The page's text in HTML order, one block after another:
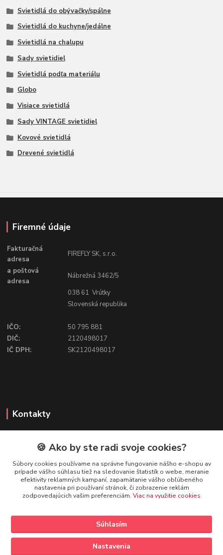
Svietidlá do obývačky/spálne
Svietidlá do kuchyne/jedálne
Svietidlá na chalupu
Sady svietidiel
Svietidlá podľa materiálu
Globo
Visiace svietidlá
Sady VINTAGE svietidiel
Kovové svietidlá
Drevené svietidlá
Firemné údaje
Fakturačná
adresa
FIREFLY SK, s.r.o.
a poštová
adresa
Nábrežná 3462/5
038 61 Vrútky
Slovenská republika
IČO:
50 795 881
DIČ:
2120498017
IČ DPH:
SK2120498017
Kontakty
FIREFLY SHOP
Mgr. Ivana Kirschnerová
+421 918 763 777
🍪 Ako by ste radi svoje cookies?
Súbory cookies používame na správne fungovanie nášho e-shopu av
prípade vášho súhlasu tiež na sledovanie štatistík o webe, meranie
efektivity reklamných kampaní, zapamätanie vášho obľúbeného
nastavenia pri používaní stránok, či zobrazenie reklám
zodpovedajúcich vašim preferenciám. Viac na využitie cookies
Nastavenia
Súhlasím